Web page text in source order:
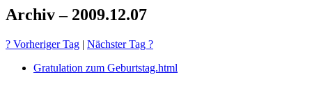
Archiv – 2009.12.07
? Vorheriger Tag | Nächster Tag ?
Gratulation zum Geburtstag.html